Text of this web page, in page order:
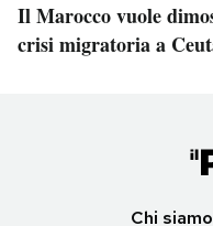
Il Marocco vuole
crisi migratoria a
Chi siamo